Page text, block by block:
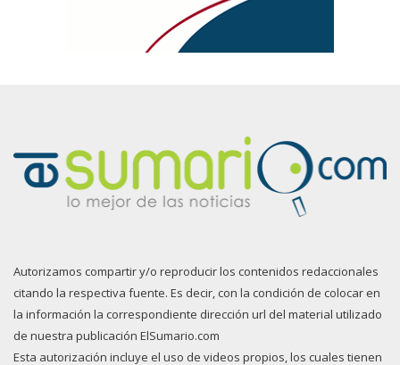
Autorizamos compartir y/o reproducir los contenidos redaccionales
citando la respectiva fuente. Es decir, con la condición de colocar en
la información la correspondiente dirección url del material utilizado
de nuestra publicación ElSumario.com
Esta autorización incluye el uso de videos propios, los cuales tienen